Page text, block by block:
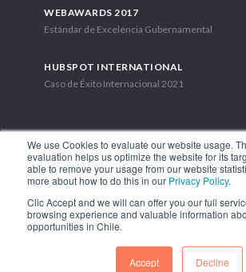
We use Cookies to evaluate our website usage.
evaluation helps us optimize the website for its
able to remove your usage from our website
more about how to do this in our Privacy Policy.
Clic Accept and we will can offer you our full
browsing experience and valuable information
opportunities in Chile.
Accept Decline
WEBAWARDS 2017
Estándar de Excelencia Gubernamental
HUBSPOT INTERNATIONAL
Caso de Éxito Internacional 2021
Av. Libertador Bernardo O'Higgins 1449, Torre
Teléfono: (56-2) 2663
SÍGUENOS